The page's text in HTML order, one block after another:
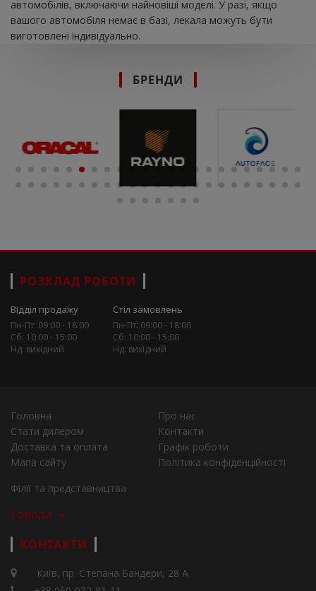
автомобілів, включаючи найновіші моделі. У разі, якщо
вашого автомобіля немає в базі, лекала можуть бути
виготовлені індивідуально.
БРЕНДИ
РОЗКЛАД РОБОТИ
Відділ продажу
Пн-Пт: 09:00 - 18:00
Сб: 10:00 - 15:00
Нд: вихідний
Стіл замовлень
Пн-Пт: 09:00 - 18:00
Сб: 10:00 - 15:00
Нд: вихідний
Головна
Про нас
Стати дилером
Контакти
Доставка та оплата
Графік роботи
Мапа сайту
Політика конфіденційності
Філії та представництва
Города
КОНТАКТИ
Київ, пр. Степана Бандери, 28 А